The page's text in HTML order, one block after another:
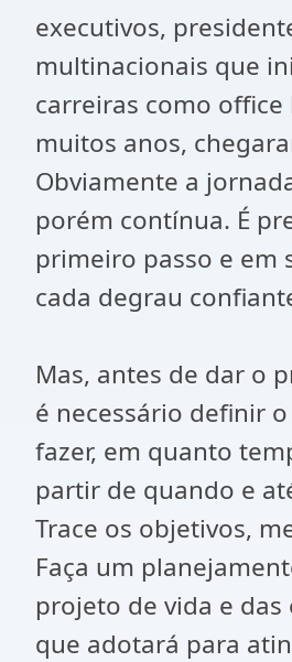
executivos,
multinacionais que
carreiras como office
muitos anos,
Obviamente a
porém contínua. É
primeiro passo e em
cada degrau
Mas, antes de dar o
é necessário definir
fazer, em quanto
partir de quando e
Trace os objetivos,
Faça um
projeto de vida e das
que adotará para